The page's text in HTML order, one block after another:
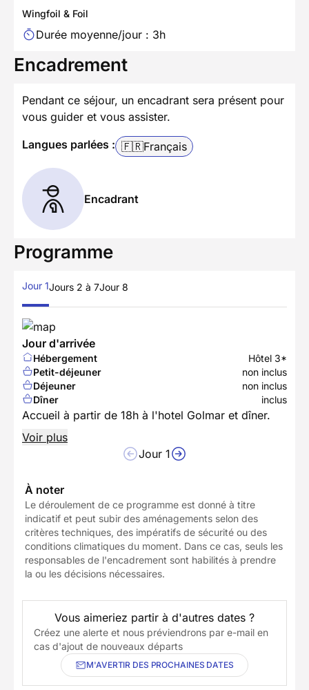
Wingfoil & Foil
Durée moyenne/jour : 3h
Encadrement
Pendant ce séjour, un encadrant sera présent pour
vous guider et vous assister.
Langues parlées : 🇫🇷Français
Encadrant
Programme
Jour 1Jours 2 à 7Jour 8
Jour d'arrivée
Hébergement
Hôtel 3*
Petit-déjeuner
non inclus
Déjeuner
non inclus
Dîner
inclus
Accueil à partir de 18h à l'hotel Golmar et dîner.
Voir plus
Jour 1
À noter
Le déroulement de ce programme est donné à titre
indicatif et peut subir des aménagements selon des
critères techniques, des impératifs de sécurité ou des
conditions climatiques du moment. Dans ce cas, seuls les
responsables de l'encadrement sont habilités à prendre
la ou les décisions nécessaires.
Vous aimeriez partir à d'autres dates ?
Créez une alerte et nous préviendrons par e-mail en
cas d'ajout de nouveaux départs
M'AVERTIR DES PROCHAINES DATES